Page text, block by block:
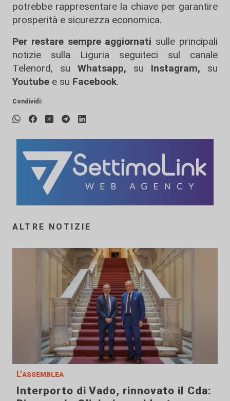
potrebbe rappresentare la chiave per garantire
prosperità e sicurezza economica.
Per restare sempre aggiornati sulle principali
notizie sulla Liguria seguiteci sul canale
Telenord, su
Whatsapp, su Instagram, su
Youtube e su Facebook.
Condividi:
ALTRE NOTIZIE
L'assemblea
Interporto di Vado, rinnovato il Cda: